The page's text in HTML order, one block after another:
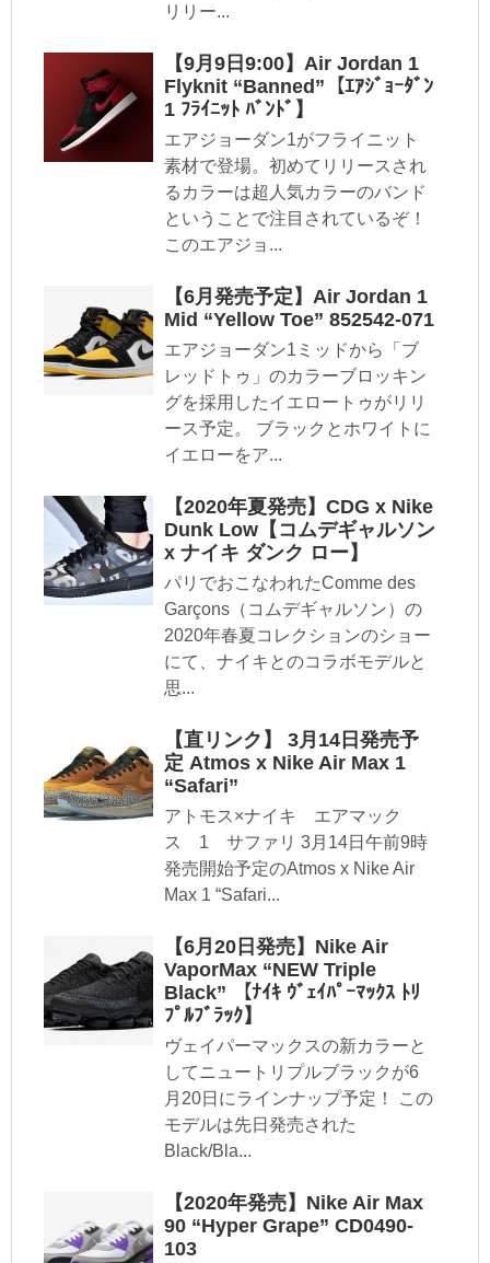
リリー...
【9月9日9:00】Air Jordan 1
Flyknit “Banned”【ｴｱｼﾞｮｰﾀﾞﾝ
1 ﾌﾗｲﾆｯﾄ ﾊﾞﾝﾄﾞ】
エアジョーダン1がフライニット
素材で登場。初めてリリースされ
るカラーは超人気カラーのバンド
ということで注目されているぞ！
このエアジョ...
【6月発売予定】Air Jordan 1
Mid “Yellow Toe” 852542-071
エアジョーダン1ミッドから「ブ
レッドトゥ」のカラーブロッキン
グを採用したイエロートゥがリリ
ース予定。 ブラックとホワイトに
イエローをア...
【2020年夏発売】CDG x Nike
Dunk Low【コムデギャルソン
x ナイキ ダンク ロー】
パリでおこなわれたComme des
Garçons（コムデギャルソン）の
2020年春夏コレクションのショー
にて、ナイキとのコラボモデルと
思...
【直リンク】 3月14日発売予
定 Atmos x Nike Air Max 1
“Safari”
アトモス×ナイキ エアマック
ス 1 サファリ 3月14日午前9時
発売開始予定のAtmos x Nike Air
Max 1 “Safari...
【6月20日発売】Nike Air
VaporMax “NEW Triple
Black” 【ﾅｲｷ ｳﾞｪｲﾊﾟｰﾏｯｸｽ ﾄﾘ
ﾌﾟﾙﾌﾞﾗｯｸ】
ヴェイパーマックスの新カラーと
してニュートリプルブラックが6
月20日にラインナップ予定！ この
モデルは先日発売された
Black/Bla...
【2020年発売】Nike Air Max
90 “Hyper Grape” CD0490-
103